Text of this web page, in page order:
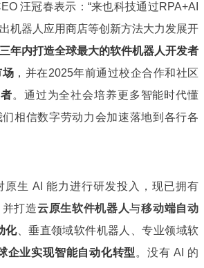
汪冠春表示：“来也科技通过RPA+AI
机器人应用商店等创新方法大力发展开
年内打造全球最大的软件机器人开发者
场 ， 并在2025年前通过校企合作和社区
。通过为全社会培养更多智能时代懂
相信数字劳动力会加速落地到各行各
原生 AI 能力进行研发投入，现已拥有
打造云原生软件机器人与移动端自动
化、垂直领域软件机器人、专业领域软
企业实现智能自动化转型。 没有 AI 的